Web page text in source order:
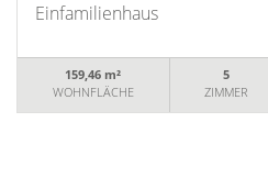
Einfamilienhaus
159,46 m²
WOHNFLÄCHE
5
ZIMMER